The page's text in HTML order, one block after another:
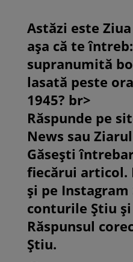
Astăzi este
așa că te
supranumită
lasată peste
1945? br>
Răspunde pe
News sau
Găsești
fiecărui articol.
și pe Instagram
conturile Știu
Răspunsul
Știu.